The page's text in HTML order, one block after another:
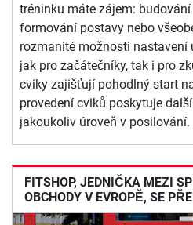
tréninku máte zájem: budování
formování postavy nebo
rozmanité možnosti
jak pro začátečníky, tak i pro
cviky zajišťují pohodlný start
provedení cviků poskytuje
jakoukoliv úroveň v posilování.
FITSHOP, JEDNIČKA MEZI
OBCHODY V EVROPĚ, SE